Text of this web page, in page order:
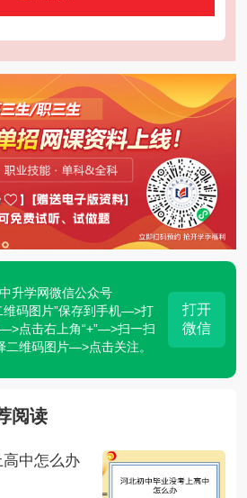
升学网微信公众号
维码图片”保存到手机—>打
点击右上角“+”—>扫一扫
维码图片—>点击关注。
打开
微信
阅读
中怎么办